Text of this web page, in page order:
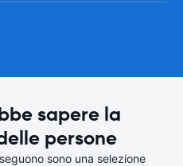
sapere la
persone
sono una selezione